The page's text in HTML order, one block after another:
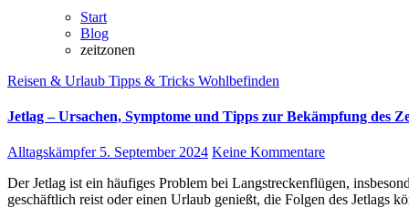
Start
Blog
zeitzonen
Reisen & Urlaub Tipps & Tricks Wohlbefinden
Jetlag – Ursachen, Symptome und Tipps zur Bekämpfung des
Alltagskämpfer 5. September 2024 Keine Kommentare
Der Jetlag ist ein häufiges Problem bei Langstreckenflügen, insbesondere wenn man mehrere Zeitzonen durchquert. Ob man
geschäftlich reist oder einen Urlaub genießt, die Folgen des Jetlags